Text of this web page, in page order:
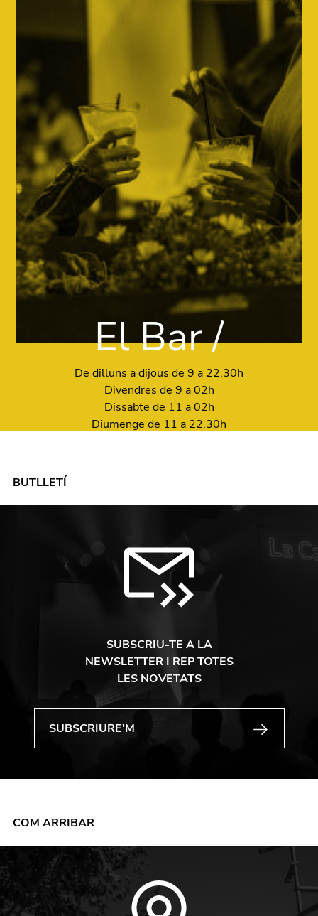
El Bar /
De dilluns a dijous de 9 a 22.30h
Divendres de 9 a 02h
Dissabte de 11 a 02h
Diumenge de 11 a 22.30h
BUTLLETÍ
SUBSCRIU-TE A LA
NEWSLETTER I REP TOTES
LES NOVETATS
COM ARRIBAR